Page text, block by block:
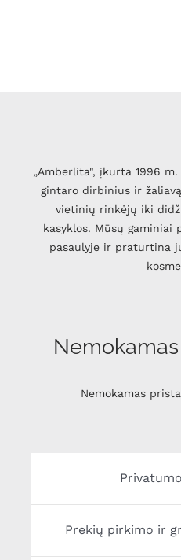
„Amberlita", įkurta 1996
gintaro dirbinius ir
vietinių rinkėjų iki
kasyklos. Mūsų gaminiai
pasaulyje ir praturtina
Nemokamas
Prekių pirkimo ir